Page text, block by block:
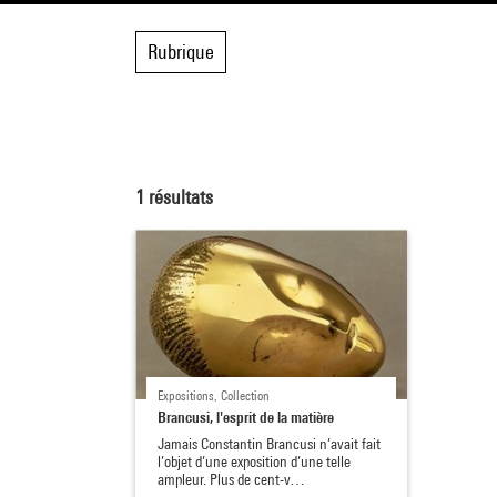
Rubrique
1 résultats
Expositions, Collection
Brancusi, l'esprit de la matière
Jamais Constantin Brancusi n’avait fait
l’objet d’une exposition d’une telle
ampleur. Plus de cent-v…